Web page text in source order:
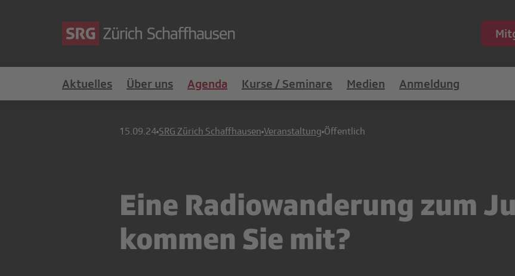
Aktuelles Über uns Agenda Kurse / Seminare Medien Anmeldung
15.09.24 SRG Zürich Schaffhausen Veranstaltung Öffentlich
Eine Radiowanderung zum
kommen Sie mit?